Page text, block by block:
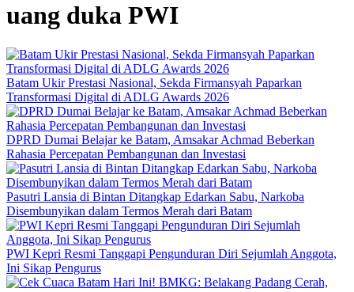
uang duka PWI
Batam Ukir Prestasi Nasional, Sekda Firmansyah Paparkan
Transformasi Digital di ADLG Awards 2026
DPRD Dumai Belajar ke Batam, Amsakar Achmad Beberkan
Rahasia Percepatan Pembangunan dan Investasi
Pasutri Lansia di Bintan Ditangkap Edarkan Sabu, Narkoba
Disembunyikan dalam Termos Merah dari Batam
PWI Kepri Resmi Tanggapi Pengunduran Diri Sejumlah Anggota,
Ini Sikap Pengurus